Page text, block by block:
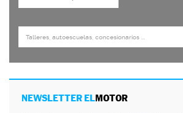
NEWSLETTER ELMOTOR